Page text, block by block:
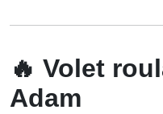
🔥 Volet
Adam